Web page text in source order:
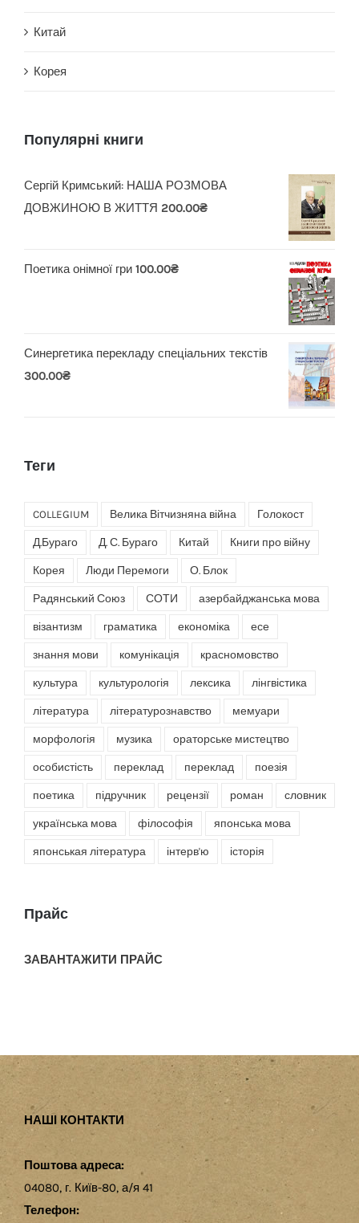
Китай
Корея
Популярні книги
Сергій Кримський: НАША РОЗМОВА
ДОВЖИНОЮ В ЖИТТЯ 200.00₴
Поетика онімної гри 100.00₴
Синергетика перекладу спеціальних текстів
300.00₴
Теги
COLLEGIUM Велика Вітчизняна війна Голокост
Д.Бураго Д. С. Бураго Китай Книги про війну
Корея Люди Перемоги О. Блок
Радянський Союз СОТИ азербайджанська мова
візантизм граматика економіка есе
знання мови комунікація красномовство
культура культурологія лексика лінгвістика
література літературознавство мемуари
морфологія музика ораторське мистецтво
особистість переклад переклад поезія
поетика підручник рецензії роман словник
українська мова філософія японська мова
японськая література інтерв'ю історія
Прайс
ЗАВАНТАЖИТИ ПРАЙС
НАШІ КОНТАКТИ
Поштова адреса:
04080, г. Київ-80, а/я 41
Телефон: